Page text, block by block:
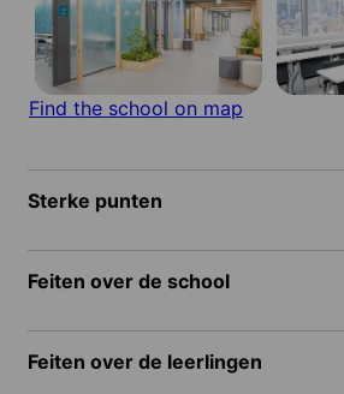
Find the school on map
Sterke punten
Feiten over de school
Feiten over de leerlingen